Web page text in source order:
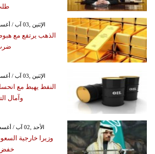
GMT 08:36 2026 الإثنين ,03 آب / أغسطس
الذهب يرتفع مع
GMT 07:57 2026 الإثنين ,03 آب / أغسطس
النفط يهبط مع
وآمال
GMT 20:19 2026 الأحد ,02 آب / أغسطس
وزيرا خارجية
خفض